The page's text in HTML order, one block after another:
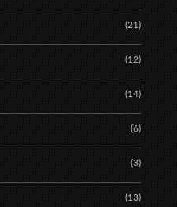
(21)
(12)
(14)
(6)
(3)
(13)